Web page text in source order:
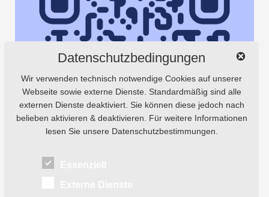
Datenschutzbedingungen
Wir verwenden technisch notwendige Cookies auf unserer
Webseite sowie externe Dienste. Standardmäßig sind alle
externen Dienste deaktiviert. Sie können diese jedoch nach
belieben aktivieren & deaktivieren. Für weitere Informationen
lesen Sie unsere Datenschutzbestimmungen.